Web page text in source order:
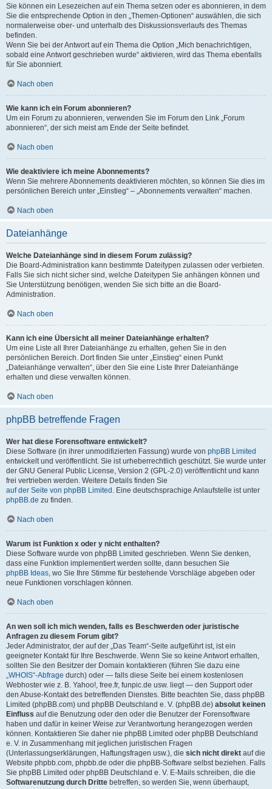
Sie können ein Lesezeichen auf ein Thema setzen oder es abonnieren, in dem
Sie die entsprechende Option in den „Themen-Optionen“ auswählen, die sich
normalerweise ober- und unterhalb des Diskussionsverlaufs des Themas
befinden.
Wenn Sie bei der Antwort auf ein Thema die Option „Mich benachrichtigen,
sobald eine Antwort geschrieben wurde“ aktivieren, wird das Thema ebenfalls
für Sie abonniert.
Nach oben
Wie kann ich ein Forum abonnieren?
Um ein Forum zu abonnieren, verwenden Sie im Forum den Link „Forum
abonnieren“, der sich meist am Ende der Seite befindet.
Nach oben
Wie deaktiviere ich meine Abonnements?
Wenn Sie mehrere Abonnements deaktivieren möchten, so können Sie dies im
persönlichen Bereich unter „Einstieg“ – „Abonnements verwalten“ machen.
Nach oben
Dateianhänge
Welche Dateianhänge sind in diesem Forum zulässig?
Die Board-Administration kann bestimmte Dateitypen zulassen oder verbieten.
Falls Sie sich nicht sicher sind, welche Dateitypen Sie anhängen können und
Sie Unterstützung benötigen, wenden Sie sich bitte an die Board-
Administration.
Nach oben
Kann ich eine Übersicht all meiner Dateianhänge erhalten?
Um eine Liste all Ihrer Dateianhänge zu erhalten, gehen Sie in den
persönlichen Bereich. Dort finden Sie unter „Einstieg“ einen Punkt
„Dateianhänge verwalten“, über den Sie eine Liste Ihrer Dateianhänge
erhalten und diese verwalten können.
Nach oben
phpBB betreffende Fragen
Wer hat diese Forensoftware entwickelt?
Diese Software (in ihrer unmodifizierten Fassung) wurde von phpBB Limited
entwickelt und veröffentlicht. Sie ist urheberrechtlich geschützt. Sie wurde unter
der GNU General Public License, Version 2 (GPL-2.0) veröffentlicht und kann
frei vertrieben werden. Weitere Details finden Sie
auf der Seite von phpBB Limited . Eine deutschsprachige Anlaufstelle ist unter
phpBB.de zu finden.
Nach oben
Warum ist Funktion x oder y nicht enthalten?
Diese Software wurde von phpBB Limited geschrieben. Wenn Sie denken,
dass eine Funktion implementiert werden sollte, dann besuchen Sie
phpBB Ideas, wo Sie Ihre Stimme für bestehende Vorschläge abgeben oder
neue Funktionen vorschlagen können.
Nach oben
An wen soll ich mich wenden, falls es Beschwerden oder juristische
Anfragen zu diesem Forum gibt?
Jeder Administrator, der auf der „Das Team“-Seite aufgeführt ist, ist ein
geeigneter Kontakt für Ihre Beschwerde. Wenn Sie so keine Antwort erhalten,
sollten Sie den Besitzer der Domain kontaktieren (führen Sie dazu eine
„WHOIS“-Abfrage durch) oder — falls diese Seite bei einem kostenlosen
Webhoster wie z. B. Yahoo!, free.fr, funpic.de usw. liegt — den Support oder
den Abuse-Kontakt des betreffenden Dienstes. Bitte beachten Sie, dass phpBB
Limited (phpBB.com) und phpBB Deutschland e. V. (phpBB.de) absolut keinen
Einfluss auf die Benutzung oder den oder die Benutzer der Forensoftware
haben und dafür in keiner Weise zur Verantwortung herangezogen werden
können. Kontaktieren Sie daher nie phpBB Limited oder phpBB Deutschland
e. V. in Zusammenhang mit jeglichen juristischen Fragen
(Unterlassungserklärungen, Haftungsfragen usw.), die sich nicht direkt auf die
Website phpbb.com, phpbb.de oder die phpBB-Software selbst beziehen. Falls
Sie phpBB Limited oder phpBB Deutschland e. V. E-Mails schreiben, die die
Softwarenutzung durch Dritte betreffen, so werden Sie, wenn überhaupt,